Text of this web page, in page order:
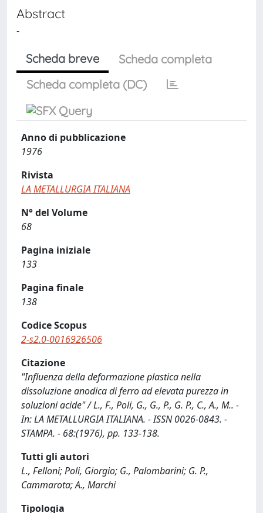
Abstract
-
Scheda breve
Scheda completa
Scheda completa (DC)
Anno di pubblicazione
1976
Rivista
LA METALLURGIA ITALIANA
N° del Volume
68
Pagina iniziale
133
Pagina finale
138
Codice Scopus
2-s2.0-0016926506
Citazione
"Influenza della deformazione plastica nella
dissoluzione anodica di ferro ad elevata purezza in
soluzioni acide" / L., F., Poli, G., G., P., G. P., C., A., M.. -
In: LA METALLURGIA ITALIANA. - ISSN 0026-0843. -
STAMPA. - 68:(1976), pp. 133-138.
Tutti gli autori
L., Felloni; Poli, Giorgio; G., Palombarini; G. P.,
Cammarota; A., Marchi
Tipologia